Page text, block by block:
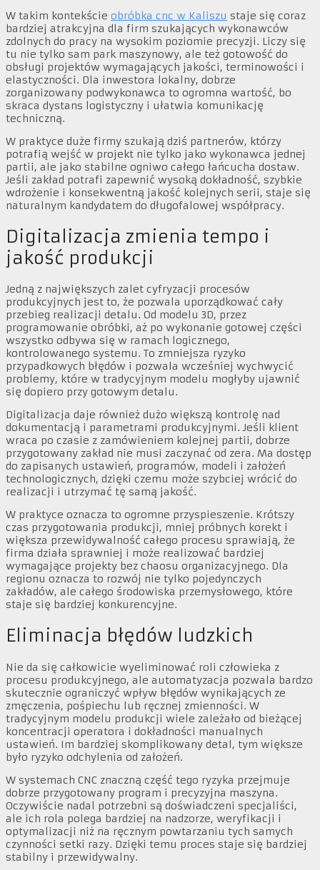
W takim kontekście obróbka cnc w Kaliszu staje się coraz
bardziej atrakcyjna dla firm szukających wykonawców
zdolnych do pracy na wysokim poziomie precyzji. Liczy się
tu nie tylko sam park maszynowy, ale też gotowość do
obsługi projektów wymagających jakości, terminowości i
elastyczności. Dla inwestora lokalny, dobrze
zorganizowany podwykonawca to ogromna wartość, bo
skraca dystans logistyczny i ułatwia komunikację
techniczną.
W praktyce duże firmy szukają dziś partnerów, którzy
potrafią wejść w projekt nie tylko jako wykonawca jednej
partii, ale jako stabilne ogniwo całego łańcucha dostaw.
Jeśli zakład potrafi zapewnić wysoką dokładność, szybkie
wdrożenie i konsekwentną jakość kolejnych serii, staje się
naturalnym kandydatem do długofalowej współpracy.
Digitalizacja zmienia tempo i
jakość produkcji
Jedną z największych zalet cyfryzacji procesów
produkcyjnych jest to, że pozwala uporządkować cały
przebieg realizacji detalu. Od modelu 3D, przez
programowanie obróbki, aż po wykonanie gotowej części
wszystko odbywa się w ramach logicznego,
kontrolowanego systemu. To zmniejsza ryzyko
przypadkowych błędów i pozwala wcześniej wychwycić
problemy, które w tradycyjnym modelu mogłyby ujawnić
się dopiero przy gotowym detalu.
Digitalizacja daje również dużo większą kontrolę nad
dokumentacją i parametrami produkcyjnymi. Jeśli klient
wraca po czasie z zamówieniem kolejnej partii, dobrze
przygotowany zakład nie musi zaczynać od zera. Ma dostęp
do zapisanych ustawień, programów, modeli i założeń
technologicznych, dzięki czemu może szybciej wrócić do
realizacji i utrzymać tę samą jakość.
W praktyce oznacza to ogromne przyspieszenie. Krótszy
czas przygotowania produkcji, mniej próbnych korekt i
większa przewidywalność całego procesu sprawiają, że
firma działa sprawniej i może realizować bardziej
wymagające projekty bez chaosu organizacyjnego. Dla
regionu oznacza to rozwój nie tylko pojedynczych
zakładów, ale całego środowiska przemysłowego, które
staje się bardziej konkurencyjne.
Eliminacja błędów ludzkich
Nie da się całkowicie wyeliminować roli człowieka z
procesu produkcyjnego, ale automatyzacja pozwala bardzo
skutecznie ograniczyć wpływ błędów wynikających ze
zmęczenia, pośpiechu lub ręcznej zmienności. W
tradycyjnym modelu produkcji wiele zależało od bieżącej
koncentracji operatora i dokładności manualnych
ustawień. Im bardziej skomplikowany detal, tym większe
było ryzyko odchylenia od założeń.
W systemach CNC znaczną część tego ryzyka przejmuje
dobrze przygotowany program i precyzyjna maszyna.
Oczywiście nadal potrzebni są doświadczeni specjaliści,
ale ich rola polega bardziej na nadzorze, weryfikacji i
optymalizacji niż na ręcznym powtarzaniu tych samych
czynności setki razy. Dzięki temu proces staje się bardziej
stabilny i przewidywalny.